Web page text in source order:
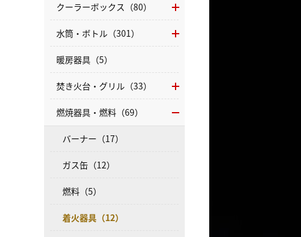
クーラーボックス（80）
水筒・ボトル（301）
暖房器具（5）
焚き火台・グリル（33）
燃焼器具・燃料（69）
バーナー（17）
ガス缶（12）
燃料（5）
着火器具（12）